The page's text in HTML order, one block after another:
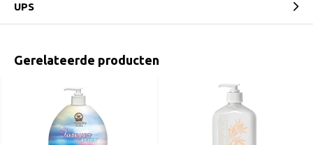
UPS
Gerelateerde producten